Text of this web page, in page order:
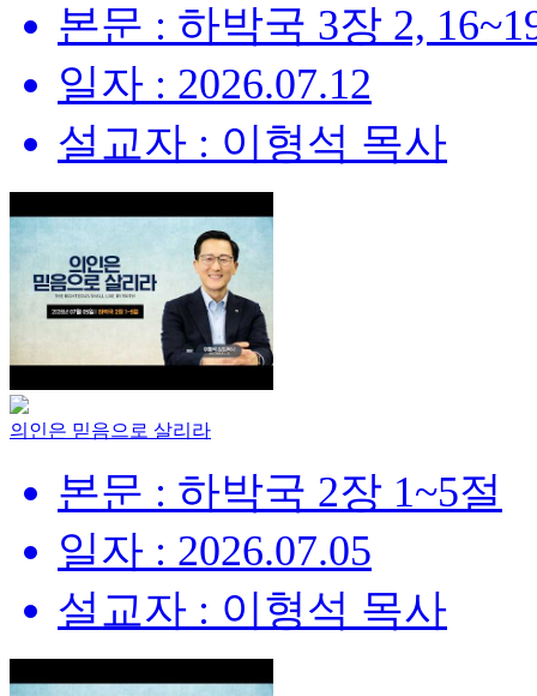
본문 : 하박국 3장 2,
일자 : 2026.07.12
설교자 : 이형석 목사
의인은 믿음으로 살리라
본문 : 하박국 2장 1~5절
일자 : 2026.07.05
설교자 : 이형석 목사